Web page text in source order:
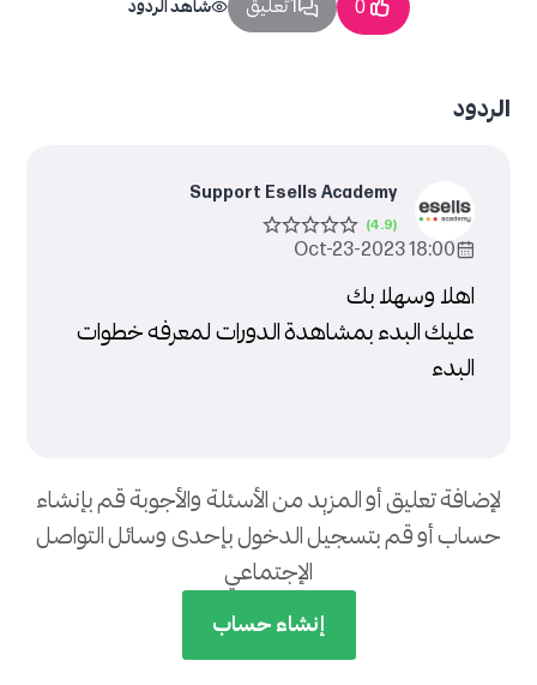
0 1 تعليق شاهد الردود
الردود
Support Esells Academy
18:00 2023-Oct-23
اهلا وسهلا بك
عليك البدء بمشاهدة الدورات لمعرفه خطوات
البدء
لإضافة تعليق أو المزيد من الأسئلة والأجوبة قم بإنشاء
حساب أو قم بتسجيل الدخول بإحدى وسائل التواصل
الإجتماعي
إنشاء حساب